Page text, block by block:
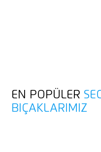
EN POPÜLER
BIÇAKLARIMIZ